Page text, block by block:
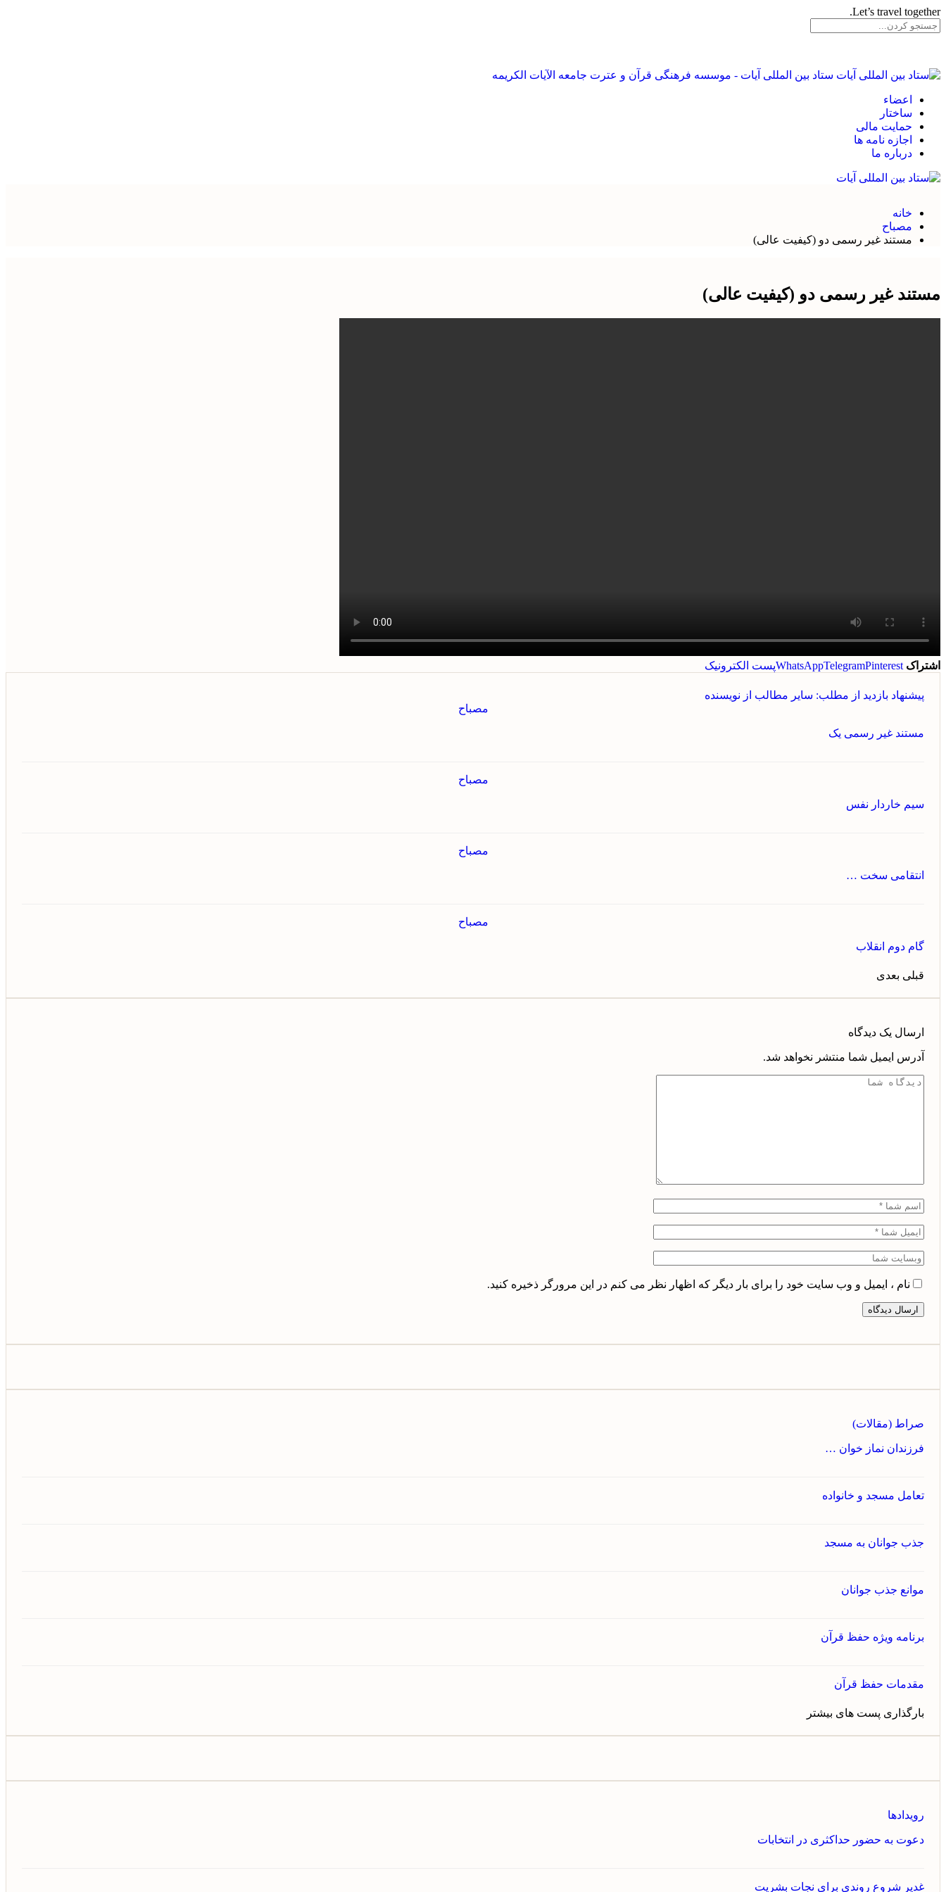
Let’s travel together.
ستاد بین المللی آیات - موسسه فرهنگی قرآن و عترت جامعه الآیات الکریمه
اعضاء
ساختار
حمایت مالی
اجازه نامه ها
درباره ما
خانه
مصباح
مستند غیر رسمی دو (کیفیت عالی)
مستند غیر رسمی دو (کیفیت عالی)
اشتراک WhatsAppTelegramPinterest پست الکترونیک
پیشنهاد بازدید از مطلب: سایر مطالب از نویسنده
مصباح
مستند غیر رسمی یک
مصباح
سیم خاردار نفس
مصباح
انتقامی سخت …
مصباح
گام دوم انقلاب
قبلی بعدی
ارسال یک دیدگاه
آدرس ایمیل شما منتشر نخواهد شد.
نام ، ایمیل و وب سایت خود را برای بار دیگر که اظهار نظر می کنم در این مرورگر ذخیره کنید.
صراط (مقالات)
فرزندان نماز خوان …
تعامل مسجد و خانواده
جذب جوانان به مسجد
موانع جذب جوانان
برنامه ویژه حفظ قرآن
مقدمات حفظ قرآن
بارگذاری پست های بیشتر
رویدادها
دعوت به حضور حداکثری در انتخابات
غدیر شروع روندی برای نجات بشریت